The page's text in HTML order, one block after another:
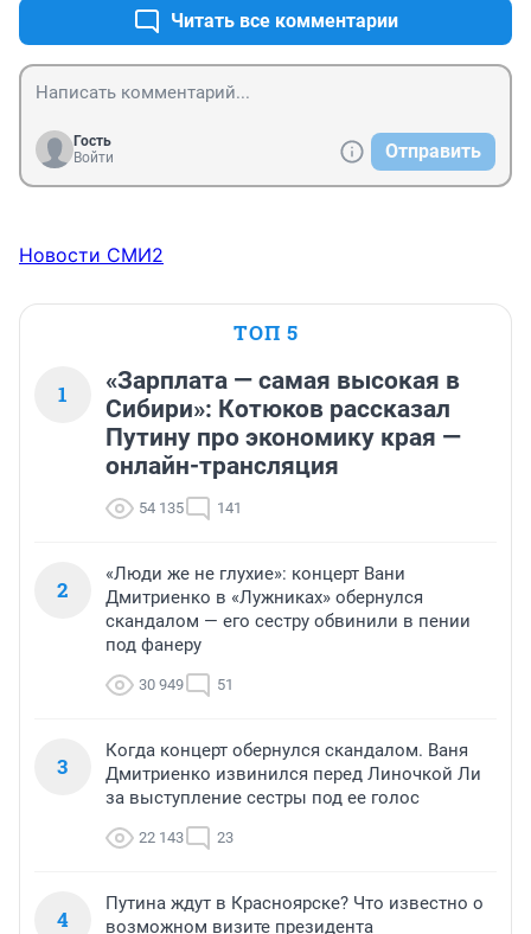
Читать все комментарии
Гость
Войти
Отправить
Новости СМИ2
ТОП 5
1
«Зарплата — самая высокая в
Сибири»: Котюков рассказал
Путину про экономику края —
онлайн-трансляция
54 135 141
2
«Люди же не глухие»: концерт Вани
Дмитриенко в «Лужниках» обернулся
скандалом — его сестру обвинили в пении
под фанеру
30 949 51
3
Когда концерт обернулся скандалом. Ваня
Дмитриенко извинился перед Линочкой Ли
за выступление сестры под ее голос
22 143 23
4
Путина ждут в Красноярске? Что известно о
возможном визите президента